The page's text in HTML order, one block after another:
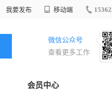
我要发布 移动端
微信公众号
查看更多工作
会员中心